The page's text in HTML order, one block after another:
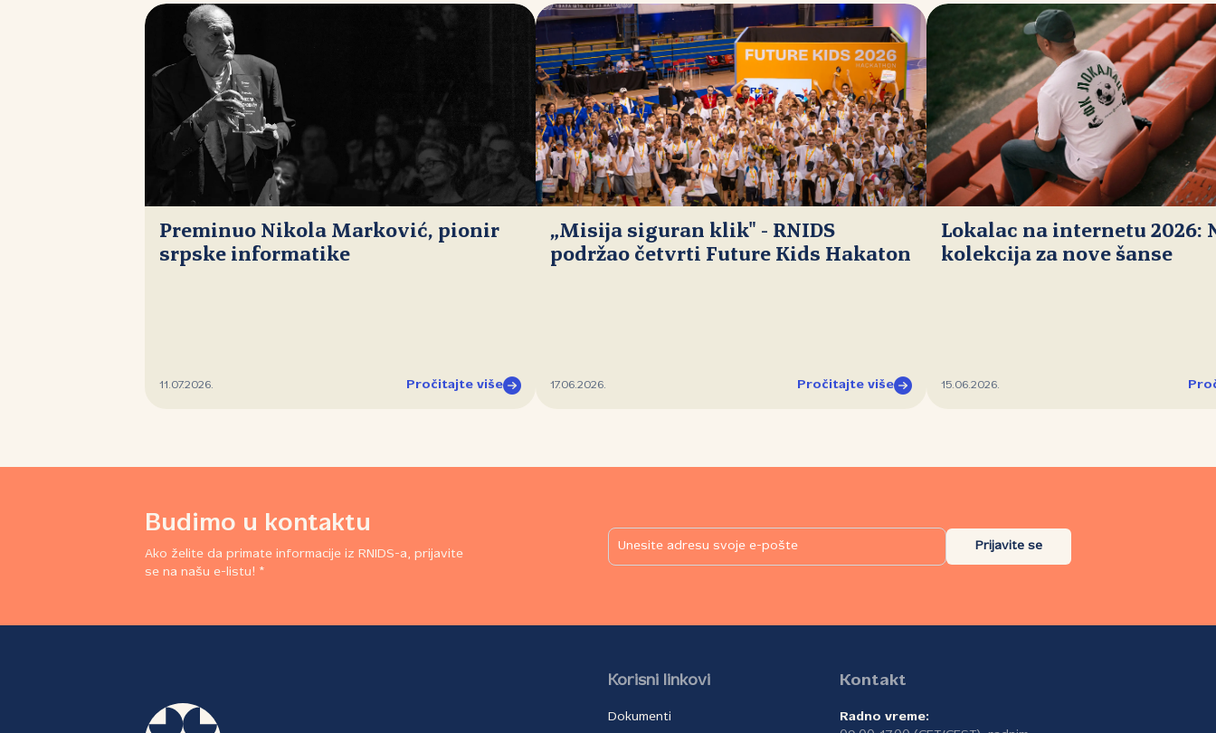
Preminuo Nikola Marković, pionir
srpske informatike
11.07.2026. Pročitajte više
„Misija siguran klik" - RNIDS
podržao četvrti Future Kids Hakaton
17.06.2026. Pročitajte više
Lokalac na internetu 2026:
kolekcija za nove šanse
15.06.2026.
Budimo u kontaktu
Ako želite da primate informacije iz RNIDS-a, prijavite
se na našu e-listu! *
Prijavite se
Korisni linkovi
Dokumenti
Kontakt
Radno vreme: